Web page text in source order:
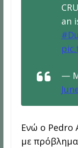
an
—
Ενώ ο Pedro
με πρόβλημα